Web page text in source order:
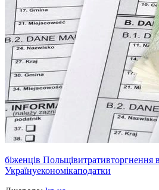
біженців Польщівитративторгнення в
Українуекономікаподатки